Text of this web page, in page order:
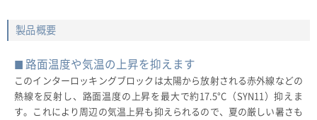
製品概要
路面温度や気温の上昇を抑えます
このインターロッキングブロックは太陽から放射される赤外線などの
熱線を反射し、路面温度の上昇を最大で約17.5°C（SYN11）抑えま
す。これにより周辺の気温上昇も抑えられるので、夏の厳しい暑さも